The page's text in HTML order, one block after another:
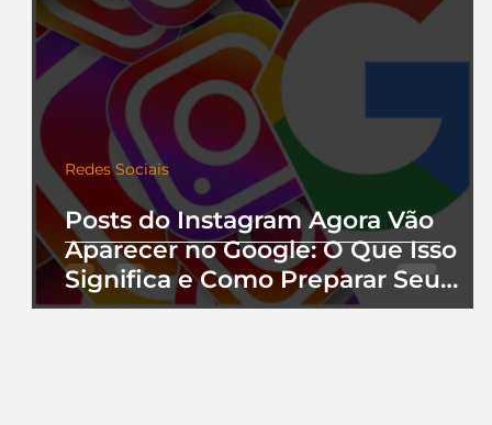
Posts do Instagram Agora Vão
Aparecer no Google: O Que Isso
Significa e Como Preparar Seu
Perfil
Redes Sociais